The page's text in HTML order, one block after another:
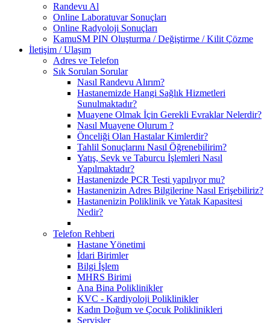
Randevu Al
Online Laboratuvar Sonuçları
Online Radyoloji Sonuçları
KamuSM PIN Oluşturma / Değiştirme / Kilit Çözme
İletişim / Ulaşım
Adres ve Telefon
Sık Sorulan Sorular
Nasıl Randevu Alırım?
Hastanemizde Hangi Sağlık Hizmetleri
Sunulmaktadır?
Muayene Olmak İçin Gerekli Evraklar Nelerdir?
Nasıl Muayene Olurum ?
Önceliği Olan Hastalar Kimlerdir?
Tahlil Sonuçlarını Nasıl Öğrenebilirim?
Yatış, Sevk ve Taburcu İşlemleri Nasıl
Yapılmaktadır?
Hastanenizde PCR Testi yapılıyor mu?
Hastanenizin Adres Bilgilerine Nasıl Erişebiliriz?
Hastanenizin Poliklinik ve Yatak Kapasitesi
Nedir?
Telefon Rehberi
Hastane Yönetimi
İdari Birimler
Bilgi İşlem
MHRS Birimi
Ana Bina Poliklinikler
KVC - Kardiyoloji Poliklinikler
Kadın Doğum ve Çocuk Poliklinikleri
Servisler